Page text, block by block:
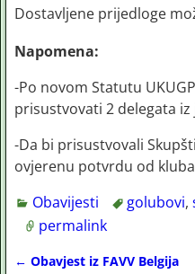
Dostavljene prijedloge
Napomena:
-Po novom Statutu
prisustvovati 2 delegata iz
-Da bi prisustvovali
ovjerenu potvrdu od
Obavijesti
golubovi,
permalink
← Obavjest iz FAVV Belgija